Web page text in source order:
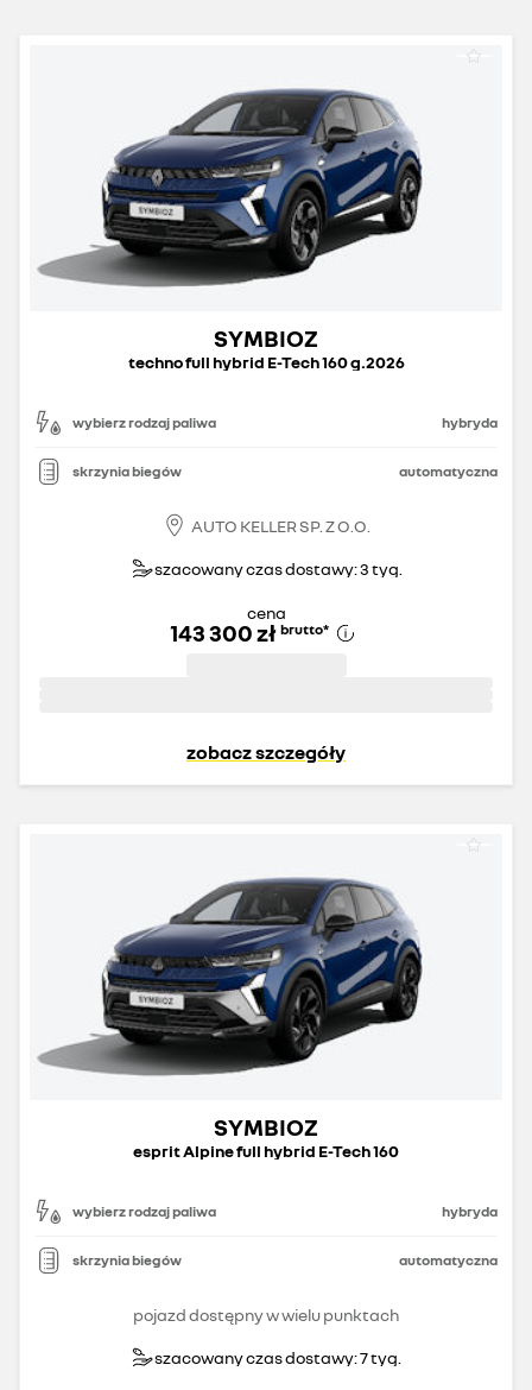
SYMBIOZ
techno full hybrid E-Tech 160 g.2026
wybierz rodzaj paliwa hybryda
skrzynia biegów automatyczna
AUTO KELLER SP. Z O.O.
szacowany czas dostawy: 3 tyg.
cena
143 300 zł brutto*
zobacz szczegóły
SYMBIOZ
esprit Alpine full hybrid E-Tech 160
wybierz rodzaj paliwa hybryda
skrzynia biegów automatyczna
pojazd dostępny w wielu punktach
szacowany czas dostawy: 7 tyg.